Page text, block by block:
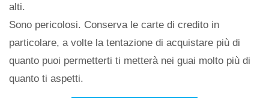
alti.
Sono pericolosi. Conserva le carte di credito in
particolare, a volte la tentazione di acquistare più di
quanto puoi permetterti ti metterà nei guai molto più di
quanto ti aspetti.